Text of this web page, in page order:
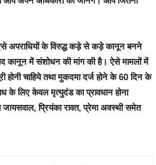
अपराधियों के विरुद्ध कड़े से कड़े कानून बनने
कानून में संशोधन की मांग की है। ऐसे मामलों में
चाहिये तथा मुकदमा दर्ज होने के 60 दिन के
के लिए केवल मृत्युदंड का प्रावधान होना
जायसवाल, प्रियंका रावत, प्रेमा अवस्थी समेत